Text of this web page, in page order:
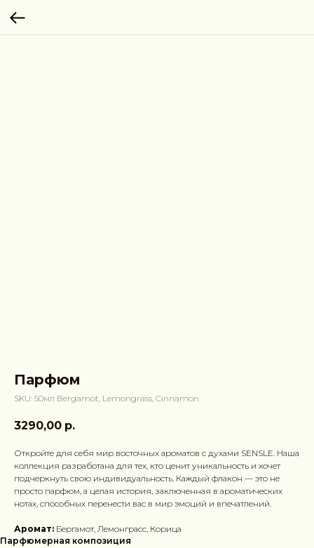
Парфюм
SKU: 50мл Bergamot, Lemongrass, Cinnamon
3290,00 р.
Откройте для себя мир восточных ароматов с духами SENSLE. Наша
коллекция разработана для тех, кто ценит уникальность и хочет
подчеркнуть свою индивидуальность. Каждый флакон — это не
просто парфюм, а целая история, заключенная в ароматических
нотах, способных перенести вас в мир эмоций и впечатлений.
Аромат: Бергамот, Лемонграсс, Корица
Парфюмерная композиция